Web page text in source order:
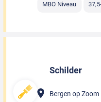
MBO Niveau
Schilder
Bergen op Zoom